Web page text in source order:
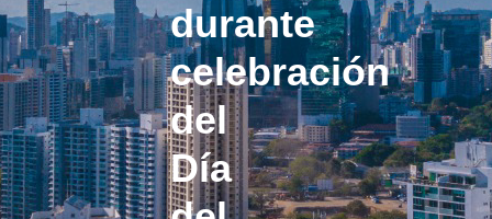
durante
celebración
del
Día